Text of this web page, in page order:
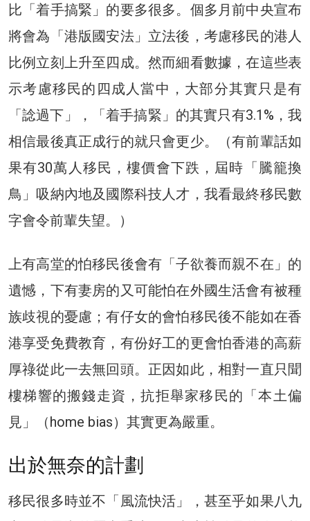
比「着手搞緊」的要多很多。個多月前中央宣布
將會為「港版國安法」立法後，考慮移民的港人
比例立刻上升至四成。然而細看數據，在這些表
示考慮移民的四成人當中，大部分其實只是有
「諗過下」，「着手搞緊」的其實只有3.1%，我
相信最後真正成行的就只會更少。（有前輩話如
果有30萬人移民，樓價會下跌，屆時「騰籠換
鳥」吸納內地及國際科技人才，我看最終移民數
字會令前輩失望。）
上有高堂的怕移民後會有「子欲養而親不在」的
遺憾，下有妻房的又可能怕在外國生活會有被種
族歧視的憂慮；有仔女的會怕移民後不能如在香
港享受免費教育，有份好工的更會怕香港的高薪
厚祿從此一去無回頭。正因如此，相對一直只聞
樓梯響的搬錢走資，抗拒舉家移民的「本土偏
見」（home bias）其實更為嚴重。
出於無奈的計劃
移民很多時並不「風流快活」，甚至乎如果八九